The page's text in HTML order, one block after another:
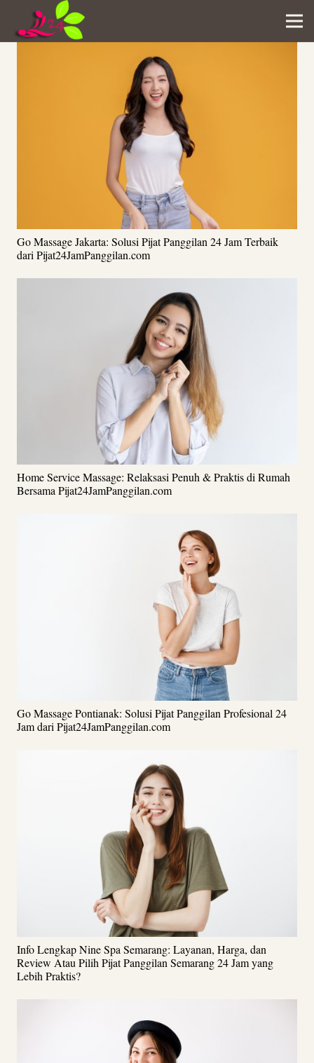
Go Massage Jakarta: Solusi Pijat Panggilan 24 Jam Terbaik
dari Pijat24JamPanggilan.com
Home Service Massage: Relaksasi Penuh & Praktis di Rumah
Bersama Pijat24JamPanggilan.com
Go Massage Pontianak: Solusi Pijat Panggilan Profesional 24
Jam dari Pijat24JamPanggilan.com
Info Lengkap Nine Spa Semarang: Layanan, Harga, dan
Review Atau Pilih Pijat Panggilan Semarang 24 Jam yang
Lebih Praktis?